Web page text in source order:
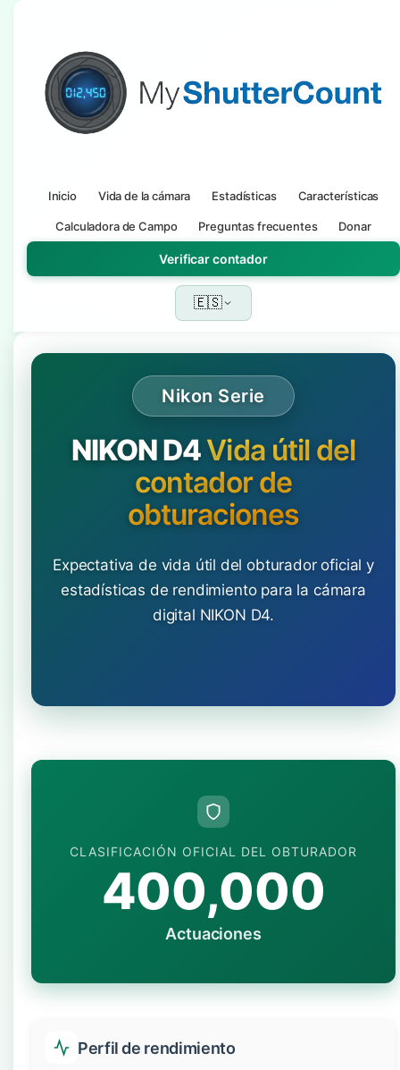
Inicio Vida de la cámara Estadísticas Características
Calculadora de Campo Preguntas frecuentes Donar
Verificar contador
🇪🇸
Nikon Serie
NIKON D4Vida útil del
contador de
obturaciones
Expectativa de vida útil del obturador oficial y
estadísticas de rendimiento para la cámara
digital NIKON D4.
CLASIFICACIÓN OFICIAL DEL OBTURADOR
400,000
Actuaciones
Perfil de rendimiento